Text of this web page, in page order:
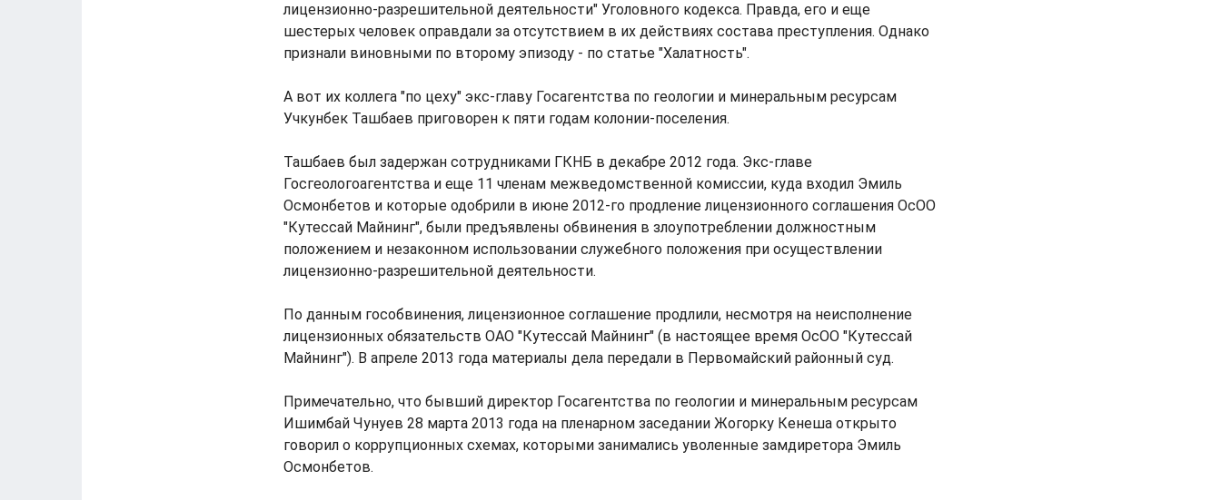
лицензионно-разрешительной деятельности" Уголовного кодекса. Правда, его и еще
шестерых человек оправдали за отсутствием в их действиях состава преступления. Однако
признали виновными по второму эпизоду - по статье "Халатность".
А вот их коллега "по цеху" экс-главу Госагентства по геологии и минеральным ресурсам
Учкунбек Ташбаев приговорен к пяти годам колонии-поселения.
Ташбаев был задержан сотрудниками ГКНБ в декабре 2012 года. Экс-главе
Госгеологоагентства и еще 11 членам межведомственной комиссии, куда входил Эмиль
Осмонбетов и которые одобрили в июне 2012-го продление лицензионного соглашения ОсОО
"Кутессай Майнинг", были предъявлены обвинения в злоупотреблении должностным
положением и незаконном использовании служебного положения при осуществлении
лицензионно-разрешительной деятельности.
По данным гособвинения, лицензионное соглашение продлили, несмотря на неисполнение
лицензионных обязательств ОАО "Кутессай Майнинг" (в настоящее время ОсОО "Кутессай
Майнинг"). В апреле 2013 года материалы дела передали в Первомайский районный суд.
Примечательно, что бывший директор Госагентства по геологии и минеральным ресурсам
Ишимбай Чунуев 28 марта 2013 года на пленарном заседании Жогорку Кенеша открыто
говорил о коррупционных схемах, которыми занимались уволенные замдиретора Эмиль
Осмонбетов.